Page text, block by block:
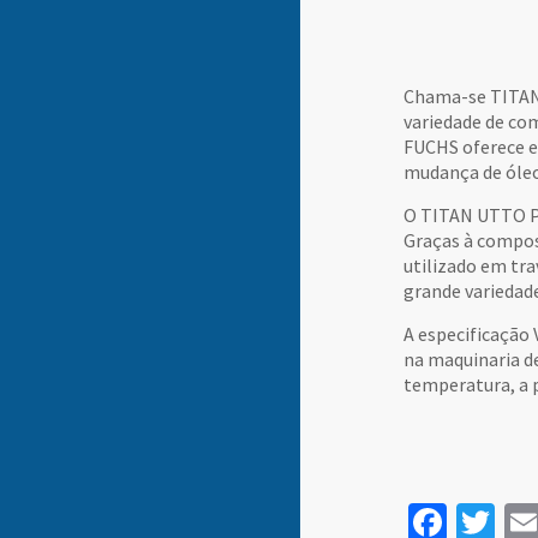
Chama-se
variedade de
FUCHS
mudança de
O TITAN UTTO
Graças à
utilizado em
grande
A especificação
na maquinaria
temperatura, a